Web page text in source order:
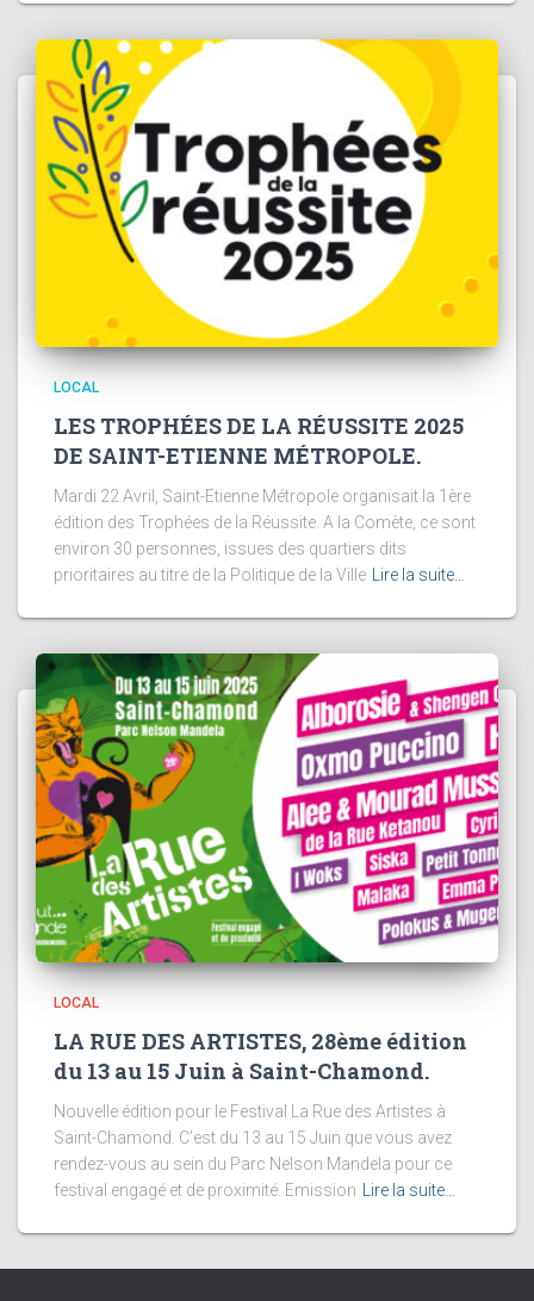
LOCAL
LES TROPHÉES DE LA RÉUSSITE 2025
DE SAINT-ETIENNE MÉTROPOLE.
Mardi 22 Avril, Saint-Etienne Métropole organisait la 1ère
édition des Trophées de la Réussite. A la Comète, ce sont
environ 30 personnes, issues des quartiers dits
prioritaires au titre de la Politique de la Ville Lire la suite…
LOCAL
LA RUE DES ARTISTES, 28ème édition
du 13 au 15 Juin à Saint-Chamond.
Nouvelle édition pour le Festival La Rue des Artistes à
Saint-Chamond. C’est du 13 au 15 Juin que vous avez
rendez-vous au sein du Parc Nelson Mandela pour ce
festival engagé et de proximité. Emission
Lire la suite…